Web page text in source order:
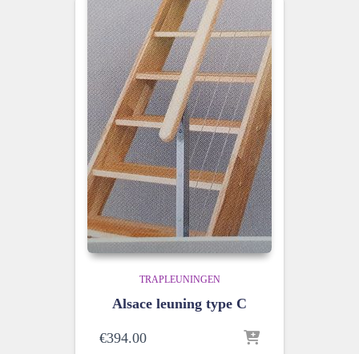
TRAPLEUNINGEN
Alsace leuning type C
€394.00